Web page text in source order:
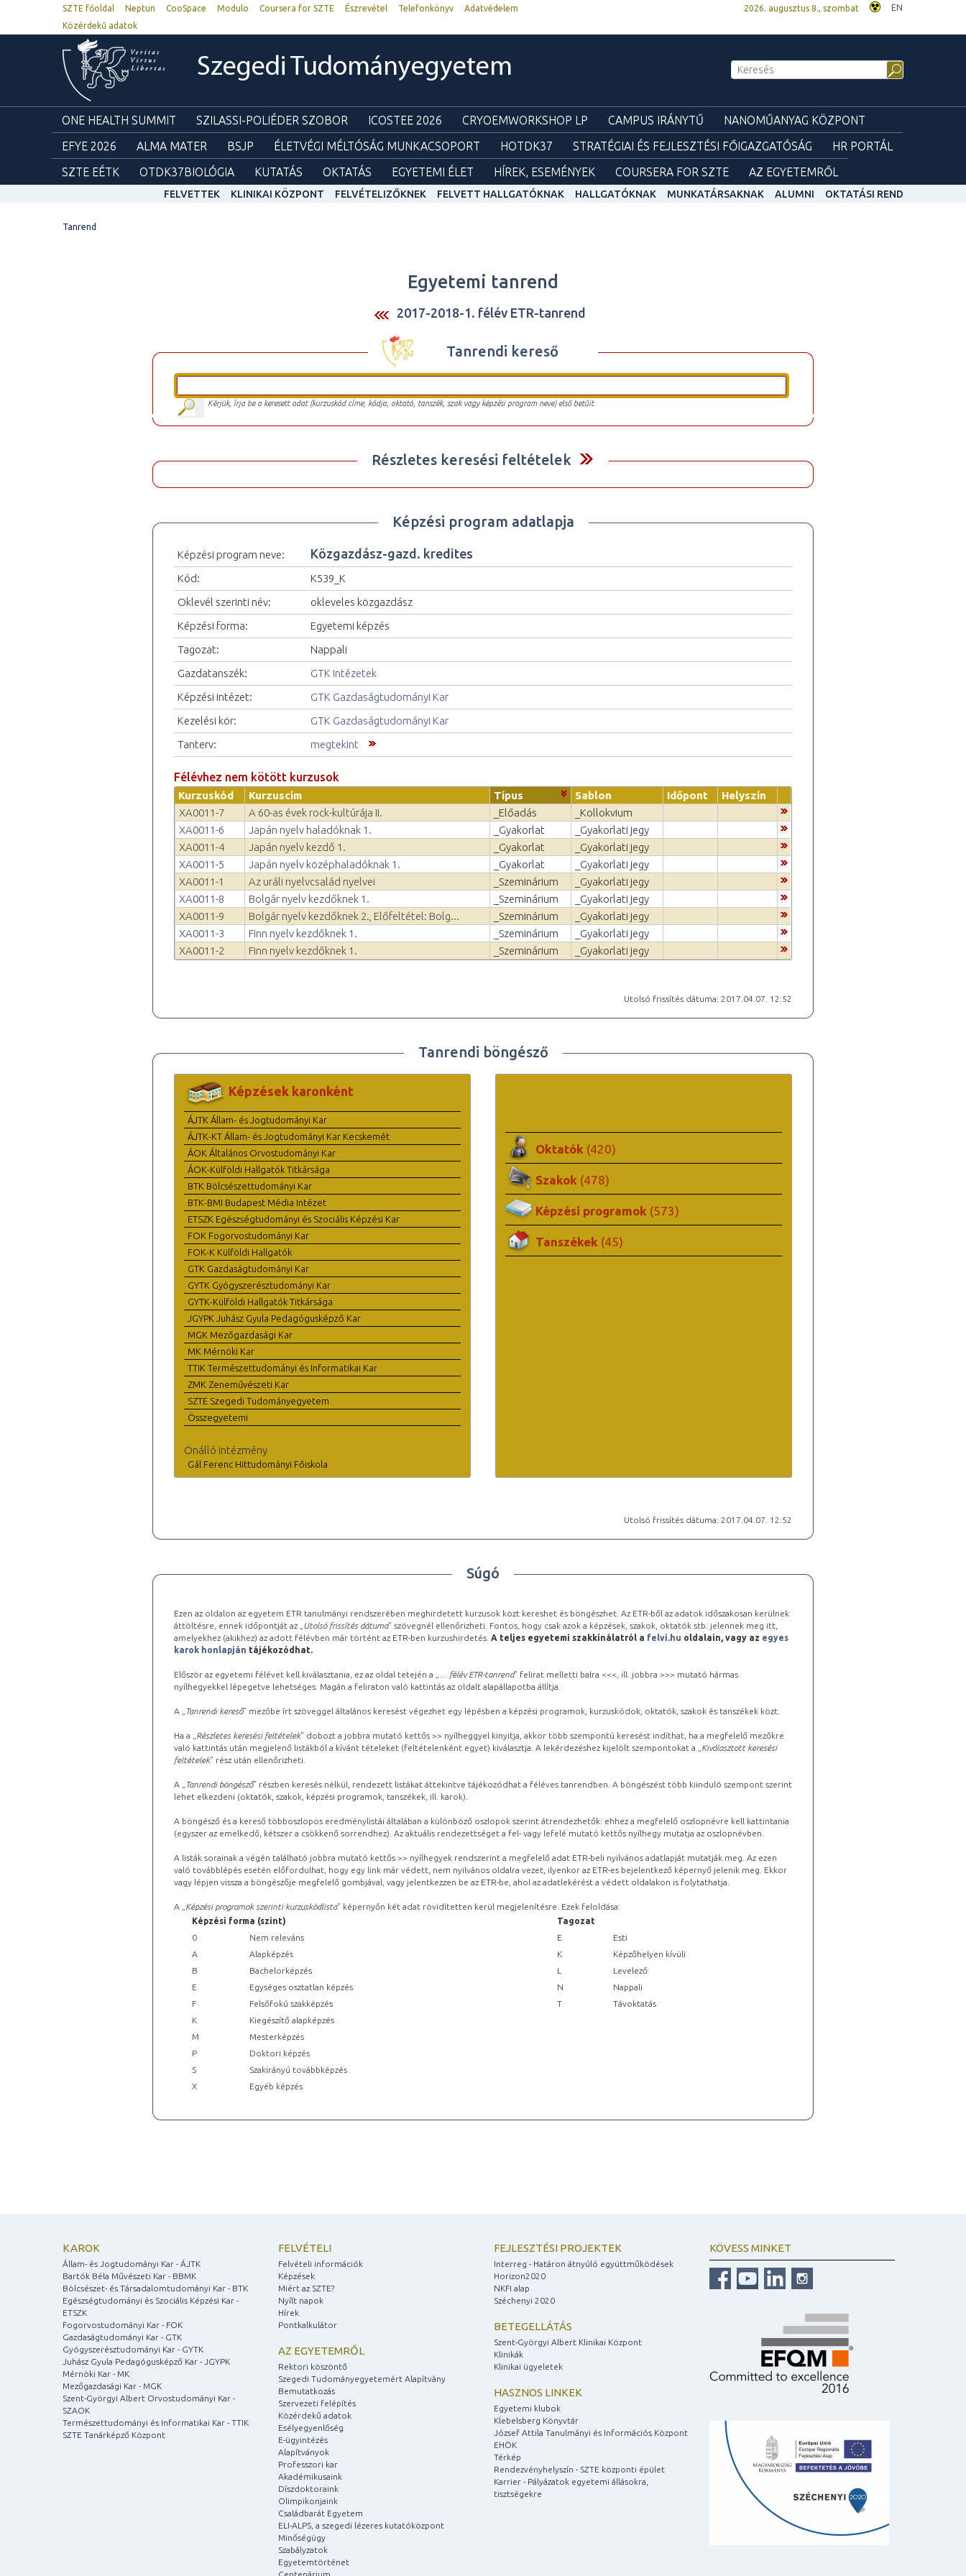
SZTE főoldal Neptun CooSpace Modulo Coursera for SZTE Észrevétel Telefonkönyv
Adatvédelem
Közérdekű adatok
2026. augusztus 8., szombat EN
Szegedi Tudományegyetem
ONE HEALTH SUMMIT SZILASSI-POLIÉDER SZOBOR ICOSTEE 2026 CRYOEMWORKSHOP LP CAMPUS IRÁNYTŰ
NANOMŰANYAG KÖZPONT
EFYE 2026
ALMA MATER BSJP ÉLETVÉGI MÉLTÓSÁG MUNKACSOPORT HOTDK37 STRATÉGIAI ÉS FEJLESZTÉSI FŐIGAZGATÓSÁG
HR PORTÁL
SZTE EÉTK
OTDK37BIOLÓGIA KUTATÁS OKTATÁS EGYETEMI ÉLET HÍREK, ESEMÉNYEK COURSERA FOR SZTE AZ EGYETEMRŐL
FELVETTEK KLINIKAI KÖZPONT FELVÉTELIZŐKNEK FELVETT HALLGATÓKNAK HALLGATÓKNAK MUNKATÁRSAKNAK ALUMNI OKTATÁSI REND
Tanrend
Egyetemi tanrend
2017-2018-1. félév ETR-tanrend
Tanrendi kereső
Kérjük, írja be a keresett adat (kurzuskód címe, kódja, oktató, tanszék, szak vagy képzési program neve) első betűit.
Részletes keresési feltételek
Képzési program adatlapja
Képzési program neve: Közgazdász-gazd. kredites
Kód:
K539_K
Oklevél szerinti név:
okleveles közgazdász
Képzési forma:
Egyetemi képzés
Tagozat:
Nappali
Gazdatanszék:
GTK Intézetek
Képzési intézet:
GTK Gazdaságtudományi Kar
Kezelési kör:
GTK Gazdaságtudományi Kar
Tanterv:
megtekint
Félévhez nem kötött kurzusok
Kurzuskód Kurzuscím Típus Sablon Időpont
Helyszín
XA0011-7
A 60-as évek rock-kultúrája II. _Előadás
_Kollokvium
XA0011-6
Japán nyelv haladóknak 1. _Gyakorlat
_Gyakorlati jegy
XA0011-4
Japán nyelv kezdő 1. _Gyakorlat
_Gyakorlati jegy
XA0011-5
Japán nyelv középhaladóknak 1. _Gyakorlat
_Gyakorlati jegy
XA0011-1
Az uráli nyelvcsalád nyelvei _Szeminárium
_Gyakorlati jegy
XA0011-8
Bolgár nyelv kezdőknek 1. _Szeminárium
_Gyakorlati jegy
XA0011-9
Bolgár nyelv kezdőknek 2., Előfeltétel: Bolg... _Szeminárium
_Gyakorlati jegy
XA0011-3
Finn nyelv kezdőknek 1. _Szeminárium
_Gyakorlati jegy
XA0011-2
Finn nyelv kezdőknek 1. _Szeminárium _Gyakorlati jegy
Utolsó frissítés dátuma: 2017.04.07. 12:52
Tanrendi böngésző
Képzések karonként
ÁJTK Állam- és Jogtudományi Kar
ÁJTK-KT Állam- és Jogtudományi Kar Kecskemét
ÁOK Általános Orvostudományi Kar
ÁOK-Külföldi Hallgatók Titkársága
BTK Bölcsészettudományi Kar
BTK-BMI Budapest Média Intézet
ETSZK Egészségtudományi és Szociális Képzési Kar
FOK Fogorvostudományi Kar
FOK-K Külföldi Hallgatók
GTK Gazdaságtudományi Kar
GYTK Gyógyszerésztudományi Kar
GYTK-Külföldi Hallgatók Titkársága
JGYPK Juhász Gyula Pedagógusképző Kar
MGK Mezőgazdasági Kar
MK Mérnöki Kar
TTIK Természettudományi és Informatikai Kar
ZMK Zeneművészeti Kar
SZTE Szegedi Tudományegyetem
Összegyetemi
Önálló intézmény
Gál Ferenc Hittudományi Főiskola
Oktatók (420)
Szakok (478)
Képzési programok (573)
Tanszékek (45)
Utolsó frissítés dátuma: 2017.04.07. 12:52
Súgó
Ezen az oldalon az egyetem ETR tanulmányi rendszerében meghirdetett kurzusok közt kereshet és böngészhet. Az ETR-ből az adatok időszakosan kerülnek
áttöltésre, ennek időpontját az „ Utolsó frissítés dátuma” szövegnél ellenőrizheti. Fontos, hogy csak azok a képzések, szakok, oktatók stb. jelennek meg itt,
amelyekhez (akikhez) az adott félévben már történt az ETR-ben kurzushirdetés. A teljes egyetemi szakkínálatról a felvi.hu oldalain, vagy az egyes
karok honlapján tájékozódhat.
Először az egyetemi félévet kell kiválasztania, ez az oldal tetején a „ … félév ETR-tanrend” felirat melletti balra <<<, ill. jobbra >>> mutató hármas
nyílhegyekkel lépegetve lehetséges. Magán a feliraton való kattintás az oldalt alapállapotba állítja.
A „ Tanrendi kereső” mezőbe írt szöveggel általános keresést végezhet egy lépésben a képzési programok, kurzuskódok, oktatók, szakok és tanszékek közt.
Ha a „ Részletes keresési feltételek” dobozt a jobbra mutató kettős >> nyílheggyel kinyitja, akkor több szempontú keresést indíthat, ha a megfelelő mezőkre
való kattintás után megjelenő listákból a kívánt tételeket (feltételenként egyet) kiválasztja. A lekérdezéshez kijelölt szempontokat a „ Kiválasztott keresési
feltételek” rész után ellenőrizheti.
A „ Tanrendi böngésző” részben keresés nélkül, rendezett listákat áttekintve tájékozódhat a féléves tanrendben. A böngészést több kiinduló szempont szerint
lehet elkezdeni (oktatók, szakok, képzési programok, tanszékek, ill. karok).
A böngésző és a kereső többoszlopos eredménylistái általában a különböző oszlopok szerint átrendezhetők: ehhez a megfelelő oszlopnévre kell kattintania
(egyszer az emelkedő, kétszer a csökkenő sorrendhez). Az aktuális rendezettséget a fel- vagy lefelé mutató kettős nyílhegy mutatja az oszlopnévben.
A listák sorainak a végén található jobbra mutató kettős >> nyílhegyek rendszerint a megfelelő adat ETR-beli nyilvános adatlapját mutatják meg. Az ezen
való továbblépés esetén előfordulhat, hogy egy link már védett, nem nyilvános oldalra vezet, ilyenkor az ETR-es bejelentkező képernyő jelenik meg. Ekkor
vagy lépjen vissza a böngészője megfelelő gombjával, vagy jelentkezzen be az ETR-be, ahol az adatlekérést a védett oldalakon is folytathatja.
A „ Képzési programok szerinti kurzuskódlista” képernyőn két adat rövidítetten kerül megjelenítésre. Ezek feloldása:
Képzési forma (szint)
Tagozat
0
Nem releváns E
Esti
A
Alapképzés K
Képzőhelyen kívüli
B
Bachelorképzés L
Levelező
E
Egységes osztatlan képzés N
Nappali
F
Felsőfokú szakképzés T
Távoktatás
K
Kiegészítő alapképzés
M
Mesterképzés
P
Doktori képzés
S
Szakirányú továbbképzés
X
Egyéb képzés
KAROK
Állam- és Jogtudományi Kar - ÁJTK
Bartók Béla Művészeti Kar - BBMK
Bölcsészet- és Társadalomtudományi Kar - BTK
Egészségtudományi és Szociális Képzési Kar -
ETSZK
Fogorvostudományi Kar - FOK
Gazdaságtudományi Kar - GTK
Gyógyszerésztudományi Kar - GYTK
Juhász Gyula Pedagógusképző Kar - JGYPK
Mérnöki Kar - MK
Mezőgazdasági Kar - MGK
Szent-Györgyi Albert Orvostudományi Kar -
SZAOK
Természettudományi és Informatikai Kar - TTIK
SZTE Tanárképző Központ
FELVÉTELI
Felvételi információk
Képzések
Miért az SZTE?
Nyílt napok
Hírek
Pontkalkulátor
AZ EGYETEMRŐL
Rektori köszöntő
Szegedi Tudományegyetemért Alapítvány
Bemutatkozás
Szervezeti felépítés
Közérdekű adatok
Esélyegyenlőség
E-ügyintézés
Alapítványok
Professzori kar
Akadémikusaink
Díszdoktoraink
Olimpikonjaink
Családbarát Egyetem
ELI-ALPS, a szegedi lézeres kutatóközpont
Minőségügy
Szabályzatok
Egyetemtörténet
Centenárium
FEJLESZTÉSI PROJEKTEK
Interreg - Határon átnyúló együttműködések
Horizon2020
NKFI alap
Széchenyi 2020
BETEGELLÁTÁS
Szent-Györgyi Albert Klinikai Központ
Klinikák
Klinikai ügyeletek
HASZNOS LINKEK
Egyetemi klubok
Klebelsberg Könyvtár
József Attila Tanulmányi és Információs Központ
EHÖK
Térkép
Rendezvényhelyszín - SZTE központi épület
Karrier - Pályázatok egyetemi állásokra,
tisztségekre
KÖVESS MINKET